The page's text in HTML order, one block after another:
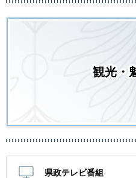
観光・
県政テレビ番組